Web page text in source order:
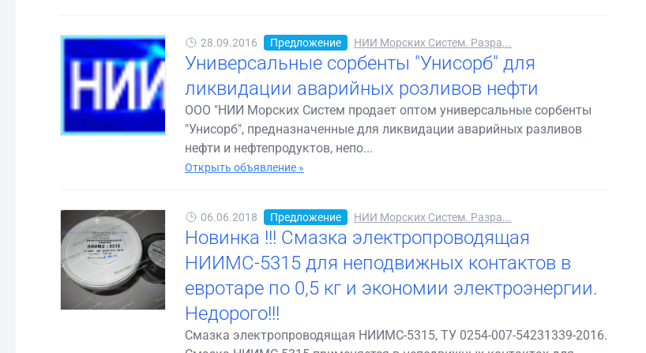
28.09.2016 Предложение НИИ Морских Систем. Разра...
Универсальные сорбенты "Унисорб" для
ликвидации аварийных розливов нефти
ООО "НИИ Морских Систем продает оптом универсальные сорбенты
"Унисорб", предназначенные для ликвидации аварийных разливов
нефти и нефтепродуктов, непо...
Открыть объявление »
06.06.2018 Предложение НИИ Морских Систем. Разра...
Новинка !!! Смазка электропроводящая
НИИМС-5315 для неподвижных контактов в
евротаре по 0,5 кг и экономии электроэнергии.
Недорого!!!
Смазка электропроводящая НИИМС-5315, ТУ 0254-007-54231339-2016.